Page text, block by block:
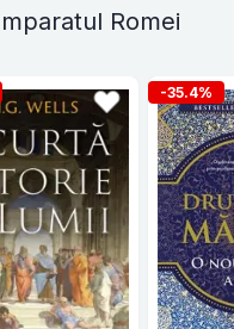
Romei
-35.4%